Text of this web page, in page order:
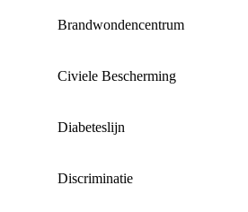
Brandwondencentrum
Civiele Bescherming
Diabeteslijn
Discriminatie